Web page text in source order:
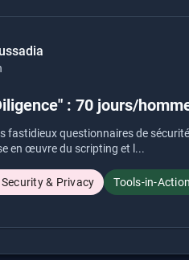
: 70 jours/
fastidieux questionnaires de
en œuvre du scripting et l...
Security & Privacy Tools-in-Action